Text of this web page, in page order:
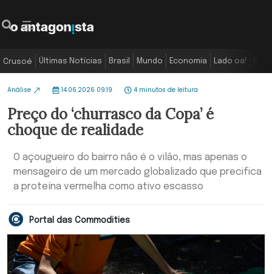
Crusoé Últimas Notícias Brasil Mundo Economia Lado oa!
Análise 14.06.2026 09:19 4 minutos de leitura
Preço do ‘churrasco da Copa’ é
choque de realidade
O açougueiro do bairro não é o vilão, mas apenas o
mensageiro de um mercado globalizado que precifica
a proteína vermelha como ativo escasso
Portal das Commodities